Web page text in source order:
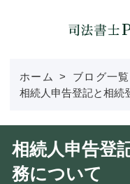
事務所紹介
所属司法書士
取扱分野
ホーム ブログ一覧
相続人申告登記と相続
相続人申告登
務について